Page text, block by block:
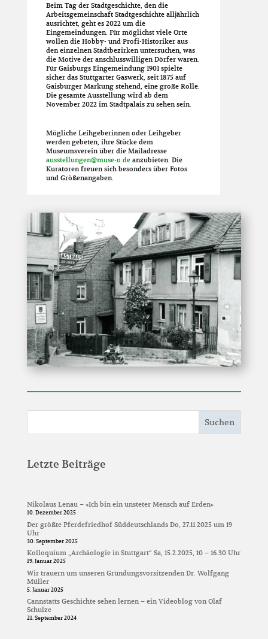
Beim Tag der Stadtgeschichte, den die
Arbeitsgemeinschaft Stadtgeschichte alljährlich
ausrichtet, geht es 2022 um die
Eingemeindungen. Für möglichst viele Orte
wollen die Hobby- und Profi-Historiker aus
den einzelnen Stadtbezirken untersuchen, was
die Motive der anschlusswilligen Dörfer waren.
Für Gaisburgs Eingemeindung 1901 spielte
sicher das Stuttgarter Gaswerk, seit 1875 auf
Gaisburger Markung stehend, eine große Rolle.
Die gesamte Ausstellung wird ab dem
November 2022 im Stadtpalais zu sehen sein.
Mögliche Leihgeberinnen oder Leihgeber
werden gebeten, ihre Stücke dem
Museumsverein über die Mailadresse
ausstellungen@muse-o.de anzubieten. Die
Kuratoren freuen sich besonders über Fotos
und Größenangaben.
Suchen
Letzte Beiträge
Nikolaus Lenau – »Ich bin ein unsteter Mensch auf Erden«
10. Dezember 2025
Der größte Pferdefriedhof Süddeutschlands Do, 27.11.2025 um 19
Uhr
30. September 2025
Kolloquium „Archäologie in Stuttgart“ Sa, 15.2.2025, 10 – 16.30 Uhr
19. Januar 2025
Wir trauern um unseren Gründungsvorsitzenden Dr. Wolfgang
Müller
5. Januar 2025
Cannstatts Geschichte sehen lernen – ein Videoblog von Olaf
Schulze
21. September 2024